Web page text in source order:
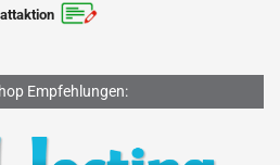
Empfehlungen: